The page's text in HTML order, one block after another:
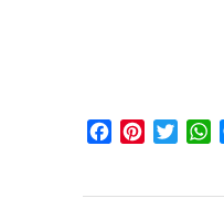
FacebookPinterest